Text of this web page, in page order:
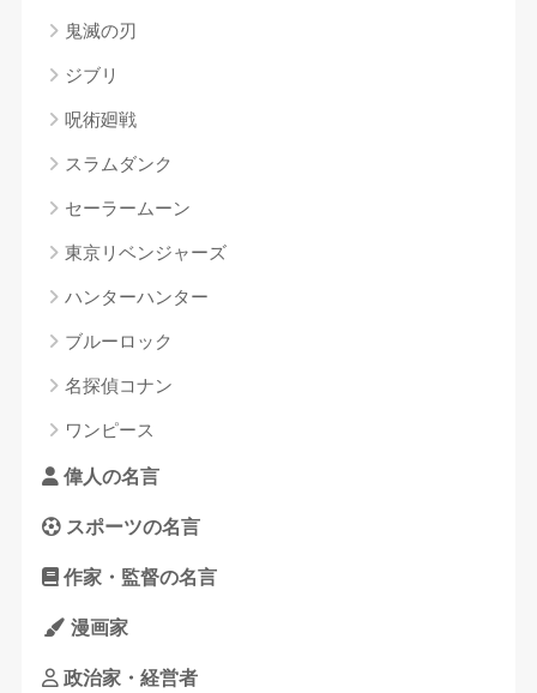
鬼滅の刃
ジブリ
呪術廻戦
スラムダンク
セーラームーン
東京リベンジャーズ
ハンターハンター
ブルーロック
名探偵コナン
ワンピース
偉人の名言
スポーツの名言
作家・監督の名言
漫画家
政治家・経営者